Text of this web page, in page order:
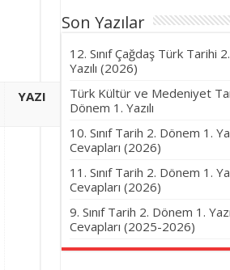
YAZI
Son Yazılar
12. Sınıf Çağdaş Türk Tarihi
Yazılı (2026)
Türk Kültür ve Medeniyet
Dönem 1. Yazılı
10. Sınıf Tarih 2. Dönem 1.
Cevapları (2026)
11. Sınıf Tarih 2. Dönem 1.
Cevapları (2026)
9. Sınıf Tarih 2. Dönem 1.
Cevapları (2025-2026)